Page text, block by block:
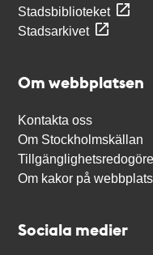
Stadsbiblioteket
Stadsarkivet
Om webbplatsen
Kontakta oss
Om Stockholmskällan
Om kakor på
Sociala medier